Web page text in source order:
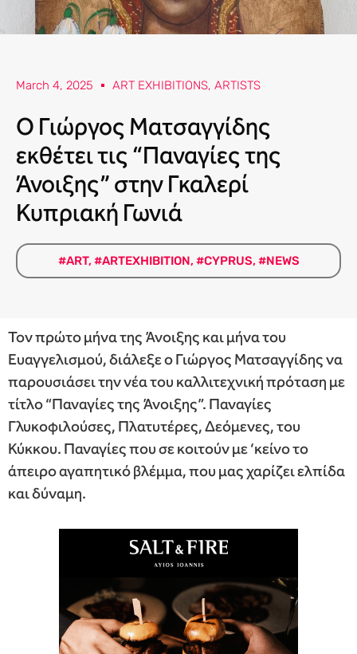
March 4, 2025 ART EXHIBITIONS, ARTISTS
O Γιώργος Ματσαγγίδης
εκθέτει τις “Παναγίες της
Άνοιξης” στην Γκαλερί
Κυπριακή Γωνιά
#ART, #ARTEXHIBITION, #CYPRUS, #NEWS
Τον πρώτο μήνα της Άνοιξης και μήνα του
Ευαγγελισμού, διάλεξε ο Γιώργος Ματσαγγίδης να
παρουσιάσει την νέα του καλλιτεχνική πρόταση με
τίτλο “Παναγίες της Άνοιξης”. Παναγίες
Γλυκοφιλούσες, Πλατυτέρες, Δεόμενες, του
Κύκκου. Παναγίες που σε κοιτούν με ‘κείνο το
άπειρο αγαπητικό βλέμμα, που μας χαρίζει ελπίδα
και δύναμη.